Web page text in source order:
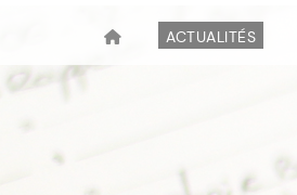
ACTUALITÉS